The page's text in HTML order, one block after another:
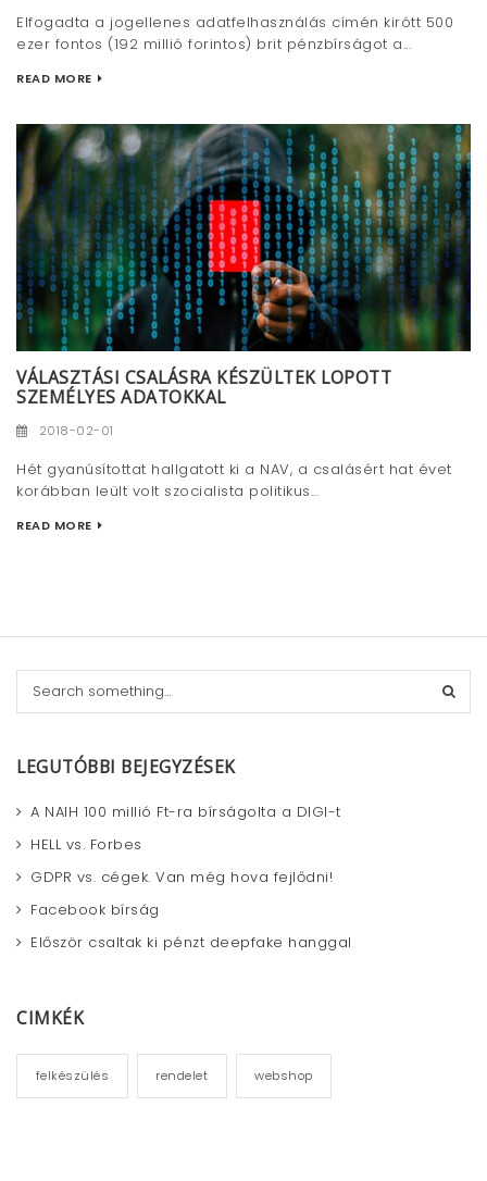
Elfogadta a jogellenes adatfelhasználás címén kirótt 500
ezer fontos (192 millió forintos) brit pénzbírságot a...
READ MORE
VÁLASZTÁSI CSALÁSRA KÉSZÜLTEK LOPOTT
SZEMÉLYES ADATOKKAL
2018-02-01
Hét gyanúsítottat hallgatott ki a NAV, a csalásért hat évet
korábban leült volt szocialista politikus...
READ MORE
c
LEGUTÓBBI BEJEGYZÉSEK
A NAIH 100 millió Ft-ra bírságolta a DIGI-t
HELL vs. Forbes
GDPR vs. cégek. Van még hova fejlődni!
Facebook bírság
Először csaltak ki pénzt deepfake hanggal
CIMKÉK
felkészülés rendelet webshop